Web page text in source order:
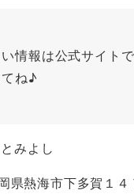
情報は公式サイト
ね♪
みよし
県熱海市下多賀１４